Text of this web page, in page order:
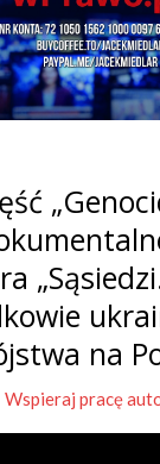
na
Wspieraj pracę